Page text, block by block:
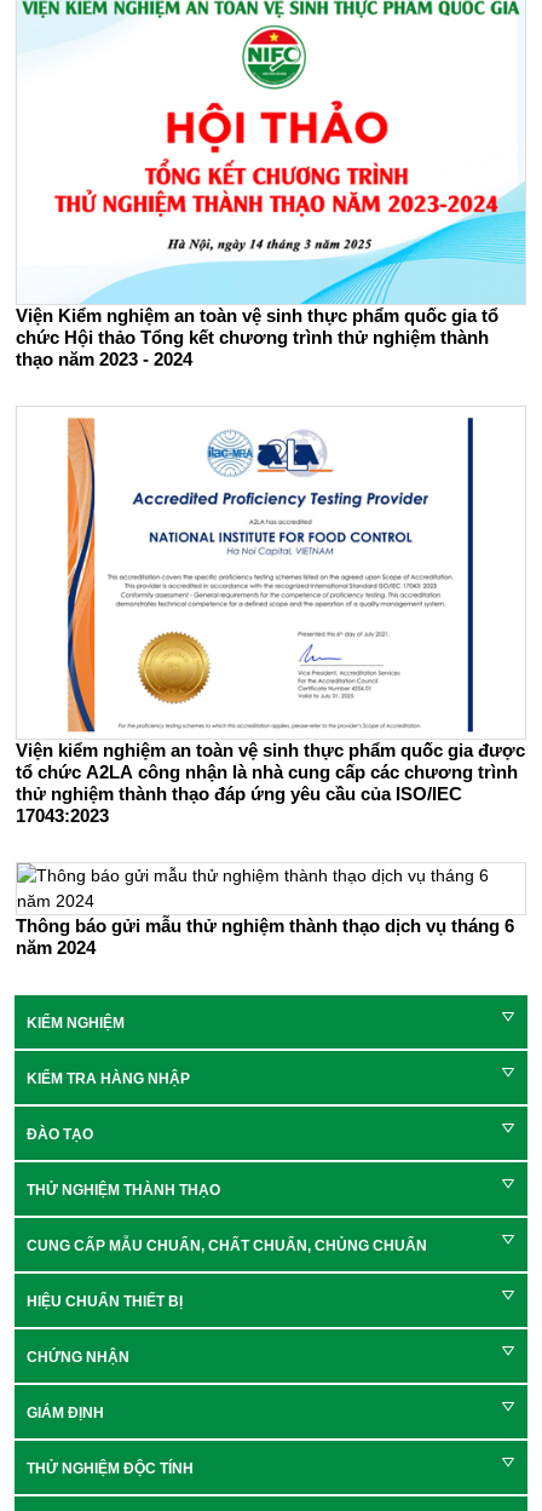
Viện Kiểm nghiệm an toàn vệ sinh thực phẩm quốc gia tổ
chức Hội thảo Tổng kết chương trình thử nghiệm thành
thạo năm 2023 - 2024
Viện kiểm nghiệm an toàn vệ sinh thực phẩm quốc gia được
tổ chức A2LA công nhận là nhà cung cấp các chương trình
thử nghiệm thành thạo đáp ứng yêu cầu của ISO/IEC
17043:2023
Thông báo gửi mẫu thử nghiệm thành thạo dịch vụ tháng 6
năm 2024
KIỂM NGHIỆM
KIỂM TRA HÀNG NHẬP
ĐÀO TẠO
THỬ NGHIỆM THÀNH THẠO
CUNG CẤP MẪU CHUẨN, CHẤT CHUẨN, CHỦNG CHUẨN
HIỆU CHUẨN THIẾT BỊ
CHỨNG NHẬN
GIÁM ĐỊNH
THỬ NGHIỆM ĐỘC TÍNH